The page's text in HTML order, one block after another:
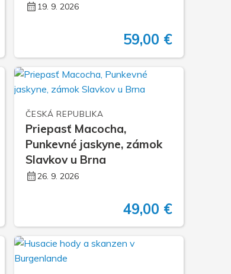
19. 9. 2026
59,00 €
ČESKÁ REPUBLIKA
Priepasť Macocha,
Punkevné jaskyne, zámok
Slavkov u Brna
26. 9. 2026
49,00 €